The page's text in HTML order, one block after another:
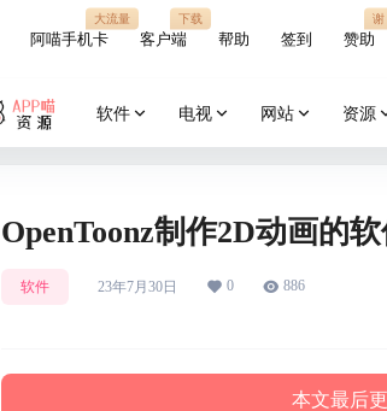
阿喵手机卡
大流量
客户端
下载
帮助 签到 赞助
谢
软件 电视 网站 资源
OpenToonz制作2D动画的
软件 23年7月30日 0 886
本文最后